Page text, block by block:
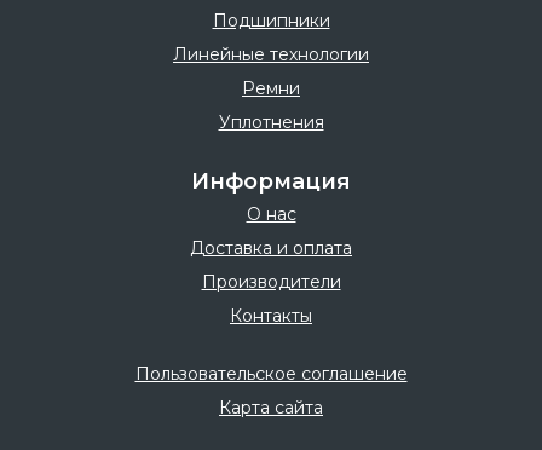
Подшипники
Линейные технологии
Ремни
Уплотнения
Информация
О нас
Доставка и оплата
Производители
Контакты
Пользовательское соглашение
Карта сайта